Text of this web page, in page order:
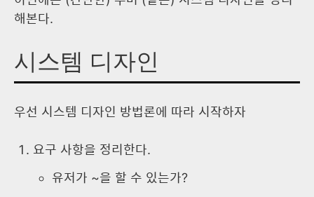
해본다.
시스템 디자인
우선 시스템 디자인 방법론에 따라 시작하자
요구 사항을 정리한다.
유저가 ~을 할 수 있는가?